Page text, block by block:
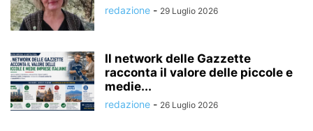
redazione - 29 Luglio 2026
Il network delle Gazzette
racconta il valore delle piccole e
medie...
redazione - 26 Luglio 2026